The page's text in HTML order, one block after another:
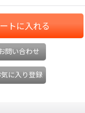
トに入れる
問い合わせ
気に入り登録